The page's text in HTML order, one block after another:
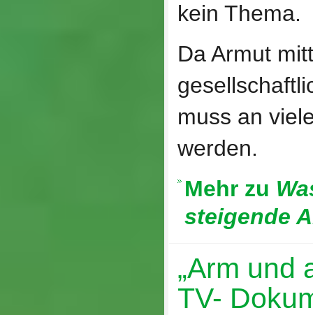
kein Thema.
Da Armut
muss an
werden.
Mehr zu
steigende
„Arm und
TV-